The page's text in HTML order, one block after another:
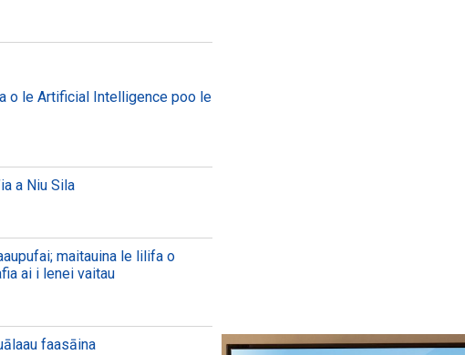
o le Artificial Intelligence poo le
a Niu Sila
maitauina le lilifa o
ai i lenei vaitau
faasāina